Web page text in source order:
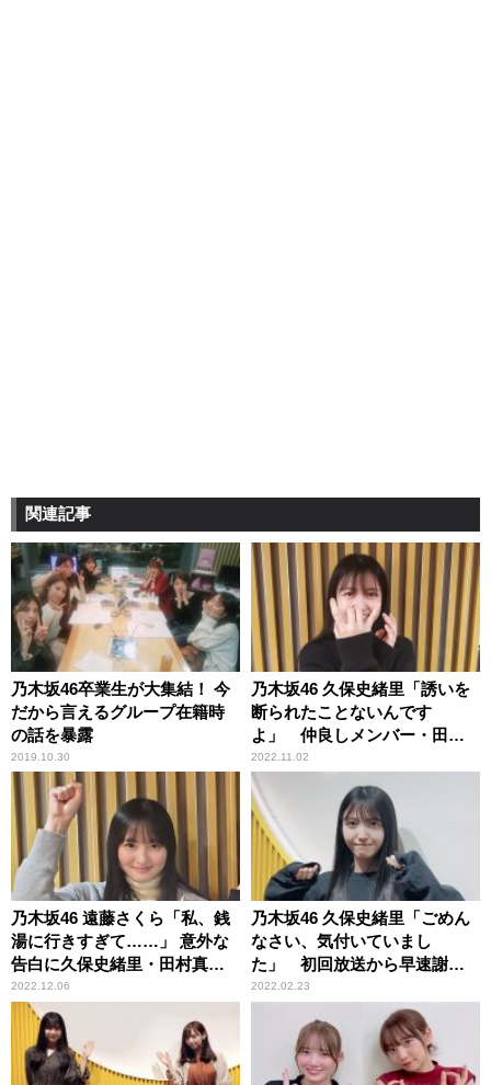
関連記事
乃木坂46卒業生が大集結！ 今
だから言えるグループ在籍時
の話を暴露
2019.10.30
乃木坂46 久保史緒里「誘いを
断られたことないんです
よ」 仲良しメンバー・田村
真佑との“おでかけ”を告白
2022.11.02
乃木坂46 遠藤さくら「私、銭
湯に行きすぎて……」 意外な
告白に久保史緒里・田村真佑
もびっくり
2022.12.06
乃木坂46 久保史緒里「ごめん
なさい、気付いていまし
た」 初回放送から早速謝罪
したわけ
2022.02.23